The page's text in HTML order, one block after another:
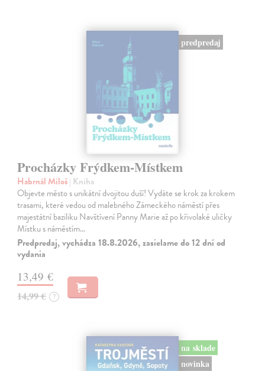
predpredaj
Procházky Frýdkem-Místkem
Habrnál Miloš| Kniha
Objevte město s unikátní dvojitou duší! Vydáte se krok za krokem
trasami, které vedou od malebného Zámeckého náměstí přes
majestátní baziliku Navštívení Panny Marie až po křivolaké uličky
Místku s náměstím…
Predpredaj, vychádza 18.8.2026, zasielame do 12 dní od
vydania
13,49 €
14,99 € ?
na sklade
novinka